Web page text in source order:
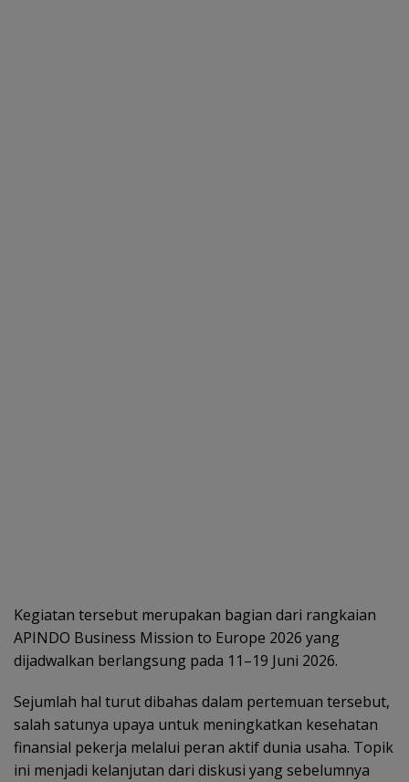
Kegiatan tersebut merupakan bagian dari rangkaian
APINDO Business Mission to Europe 2026 yang
dijadwalkan berlangsung pada 11–19 Juni 2026.
Sejumlah hal turut dibahas dalam pertemuan tersebut,
salah satunya upaya untuk meningkatkan kesehatan
finansial pekerja melalui peran aktif dunia usaha. Topik
ini menjadi kelanjutan dari diskusi yang sebelumnya